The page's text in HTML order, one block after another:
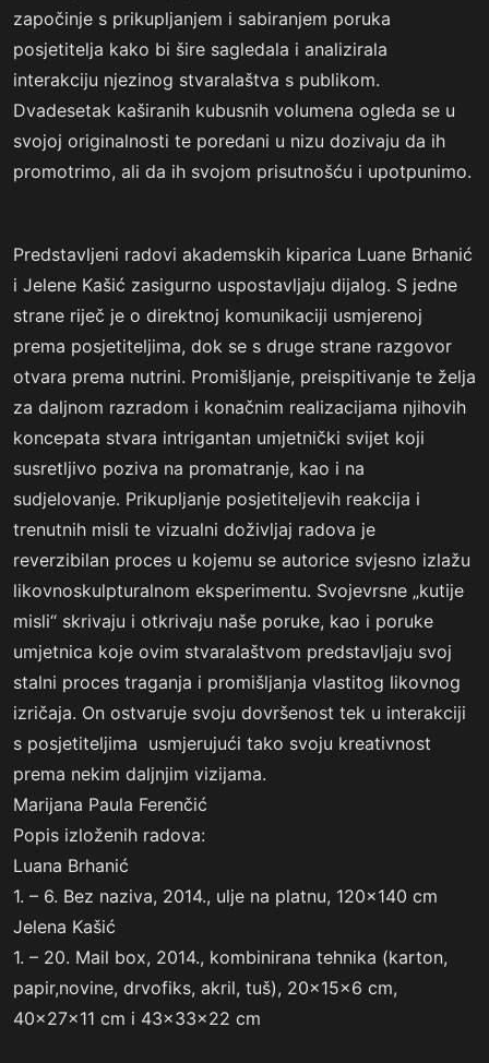
započinje s prikupljanjem i sabiranjem poruka
posjetitelja kako bi šire sagledala i analizirala
interakciju njezinog stvaralaštva s publikom.
Dvadesetak kaširanih kubusnih volumena ogleda se u
svojoj originalnosti te poredani u nizu dozivaju da ih
promotrimo, ali da ih svojom prisutnošću i upotpunimo.
Predstavljeni radovi akademskih kiparica Luane Brhanić
i Jelene Kašić zasigurno uspostavljaju dijalog. S jedne
strane riječ je o direktnoj komunikaciji usmjerenoj
prema posjetiteljima, dok se s druge strane razgovor
otvara prema nutrini. Promišljanje, preispitivanje te želja
za daljnom razradom i konačnim realizacijama njihovih
koncepata stvara intrigantan umjetnički svijet koji
susretljivo poziva na promatranje, kao i na
sudjelovanje. Prikupljanje posjetiteljevih reakcija i
trenutnih misli te vizualni doživljaj radova je
reverzibilan proces u kojemu se autorice svjesno izlažu
likovnoskulpturalnom eksperimentu. Svojevrsne „kutije
misli“ skrivaju i otkrivaju naše poruke, kao i poruke
umjetnica koje ovim stvaralaštvom predstavljaju svoj
stalni proces traganja i promišljanja vlastitog likovnog
izričaja. On ostvaruje svoju dovršenost tek u interakciji
s posjetiteljima usmjerujući tako svoju kreativnost
prema nekim daljnjim vizijama.
Marijana Paula Ferenčić
Popis izloženih radova:
Luana Brhanić
1. – 6. Bez naziva, 2014., ulje na platnu, 120×140 cm
Jelena Kašić
1. – 20. Mail box, 2014., kombinirana tehnika (karton,
papir,novine, drvofiks, akril, tuš), 20x15x6 cm,
40x27x11 cm i 43x33x22 cm